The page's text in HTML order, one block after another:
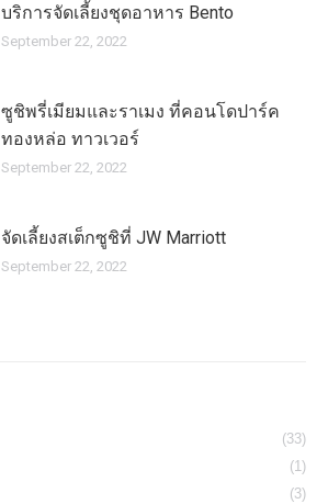
บริการจัดเลี้ยงชุดอาหาร Bento
September 22, 2022
ซูชิพรี่เมียมและราเมง ที่คอนโดปาร์ค
ทองหล่อ ทาวเวอร์
September 22, 2022
จัดเลี้ยงสเต็กซูชิที่ JW Marriott
September 22, 2022
(33)
(1)
(3)